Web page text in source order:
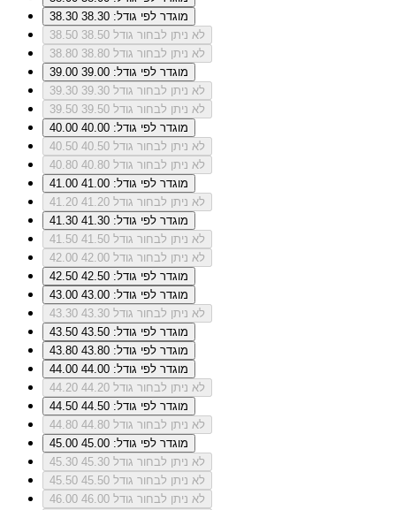
38.30
מוגדר לפי גודל: 38.30
38.50
לא ניתן לבחור גודל 38.50
38.80
לא ניתן לבחור גודל 38.80
39.00
מוגדר לפי גודל: 39.00
39.30
לא ניתן לבחור גודל 39.30
39.50
לא ניתן לבחור גודל 39.50
40.00
מוגדר לפי גודל: 40.00
40.50
לא ניתן לבחור גודל 40.50
40.80
לא ניתן לבחור גודל 40.80
41.00
מוגדר לפי גודל: 41.00
41.20
לא ניתן לבחור גודל 41.20
41.30
מוגדר לפי גודל: 41.30
41.50
לא ניתן לבחור גודל 41.50
42.00
לא ניתן לבחור גודל 42.00
42.50
מוגדר לפי גודל: 42.50
43.00
מוגדר לפי גודל: 43.00
43.30
לא ניתן לבחור גודל 43.30
43.50
מוגדר לפי גודל: 43.50
43.80
מוגדר לפי גודל: 43.80
44.00
מוגדר לפי גודל: 44.00
44.20
לא ניתן לבחור גודל 44.20
44.50
מוגדר לפי גודל: 44.50
44.80
לא ניתן לבחור גודל 44.80
45.00
מוגדר לפי גודל: 45.00
45.30
לא ניתן לבחור גודל 45.30
45.50
לא ניתן לבחור גודל 45.50
46.00
לא ניתן לבחור גודל 46.00